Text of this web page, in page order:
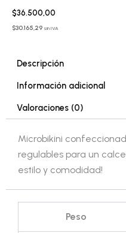
$36.500,00
$30.165,29 sin IVA
Descripción
Información adicional
Valoraciones (0)
Microbikini
regulables para un
estilo y comodidad!
Peso